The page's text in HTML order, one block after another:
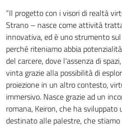
“Il progetto con i visori di realtà
Strano – nasce come attività
innovativa, ed è uno strumento
perché riteniamo abbia
del carcere, dove l’assenza di
vinta grazie alla possibilità di
proiezione in un altro contesto,
immersivo. Nasce grazie ad un
romana, Keiron, che ha
destinato alle palestre, che